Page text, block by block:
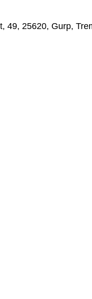
49, 25620, Gurp,